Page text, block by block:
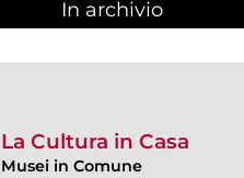
In archivio
La Cultura in Casa
Musei in Comune